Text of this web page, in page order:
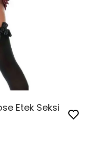
Etek Seksi